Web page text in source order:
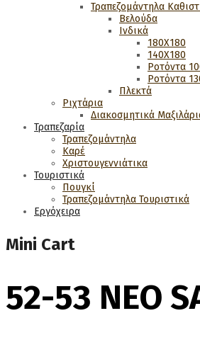
Τραπεζομάντηλα
Βελούδα
Ινδικά
180Χ180
140Χ180
Ροτόντα
Ροτόντα
Πλεκτά
Ριχτάρια
Διακοσμητικά
Τραπεζαρία
Τραπεζομάντηλα
Καρέ
Χριστουγεννιάτικα
Τουριστικά
Πουγκί
Τραπεζομάντηλα Τουριστικά
Εργόχειρα
Mini Cart
52-53 NEO